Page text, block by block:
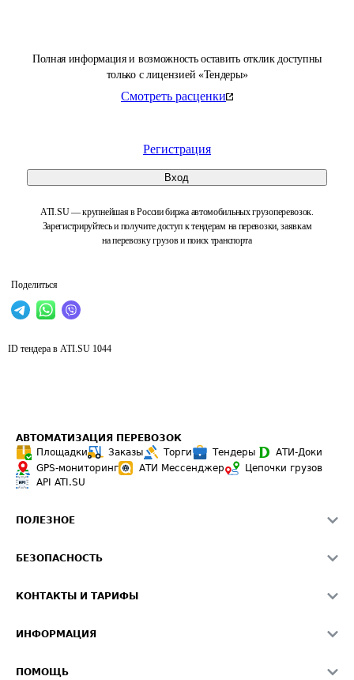
Полная информация и возможность оставить отклик доступны
только с лицензией «Тендеры»
Смотреть расценки
Регистрация
Вход
ATI.SU — крупнейшая в России биржа автомобильных грузоперевозок.
Зарегистрируйтесь и получите доступ к тендерам на перевозки, заявкам
на перевозку грузов и поиск транспорта
Поделиться
ID тендера в ATI.SU 1044
АВТОМАТИЗАЦИЯ ПЕРЕВОЗОК
Площадки
Заказы Торги Тендеры
АТИ-Доки
GPS-мониторинг
АТИ Мессенджер
Цепочки грузов
API ATI.SU
ПОЛЕЗНОЕ
Звезды ATI.SU на вашем сайте
Средние ставки
БЕЗОПАСНОСТЬ
Светофор+
О формировании Паспорта
КОНТАКТЫ И ТАРИФЫ
Реклама на сайте
ИНФОРМАЦИЯ
ПОМОЩЬ